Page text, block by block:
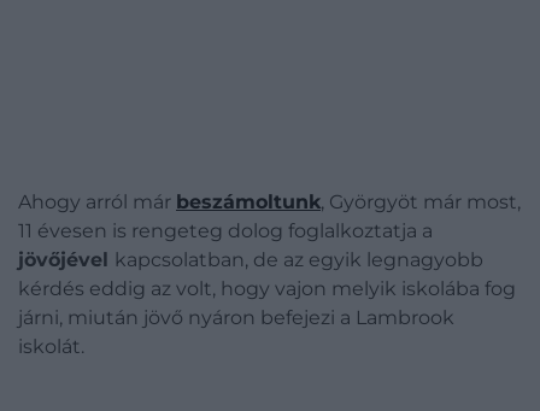
Ahogy arról már beszámoltunk, Györgyöt már most,
11 évesen is rengeteg dolog foglalkoztatja a
jövőjével kapcsolatban, de az egyik legnagyobb
kérdés eddig az volt, hogy vajon melyik iskolába fog
járni, miután jövő nyáron befejezi a Lambrook
iskolát.